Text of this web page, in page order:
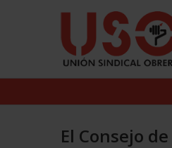
El Consejo